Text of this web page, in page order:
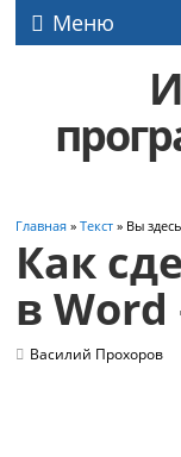
Меню
Главная »Текст » Вы
Как
в
Василий Прохоров